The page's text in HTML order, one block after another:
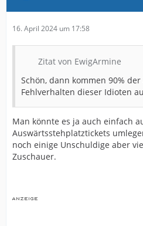
16. April 2024 um 17:58
Zitat von EwigArmine
Schön, dann kommen 90%
Fehlverhalten dieser Idioten
Man könnte es ja auch einfach
Auswärtsstehplatztickets
noch einige Unschuldige aber
Zuschauer.